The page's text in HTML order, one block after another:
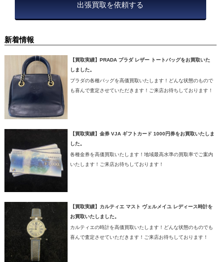
出張買取を依頼する
新着情報
【買取実績】PRADA プラダ レザー トートバッグをお買取いた
しました。
プラダの各種バッグを高価買取いたします！どんな状態のもので
も喜んで査定させていただきます！ご来店お待ちしております！
【買取実績】金券 VJA ギフトカード 1000円券をお買取いたしま
した。
各種金券を高価買取いたします！地域最高水準の買取率でご案内
いたします！ご来店お待ちしております！
【買取実績】カルティエ マスト ヴェルメイユ レディース時計を
お買取いたしました。
カルティエの時計を高価買取いたします！どんな状態のものでも
喜んで査定させていただきます！ご来店お待ちしております！